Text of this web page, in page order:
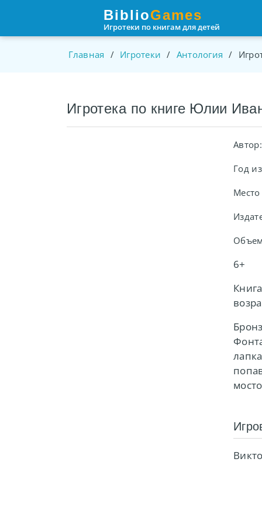
контента
BiblioGames
Игротеки по книгам для детей
Главная / Игротеки / Антология /
Игротека по книге Юлии
Автор:
Год
6+